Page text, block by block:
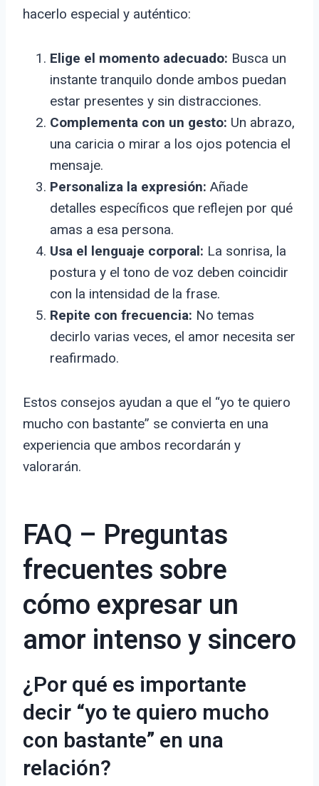
hacerlo especial y auténtico:
Elige el momento adecuado: Busca un
instante tranquilo donde ambos puedan
estar presentes y sin distracciones.
Complementa con un gesto: Un abrazo,
una caricia o mirar a los ojos potencia el
mensaje.
Personaliza la expresión: Añade
detalles específicos que reflejen por qué
amas a esa persona.
Usa el lenguaje corporal: La sonrisa, la
postura y el tono de voz deben coincidir
con la intensidad de la frase.
Repite con frecuencia: No temas
decirlo varias veces, el amor necesita ser
reafirmado.
Estos consejos ayudan a que el “yo te quiero
mucho con bastante” se convierta en una
experiencia que ambos recordarán y
valorarán.
FAQ – Preguntas
frecuentes sobre
cómo expresar un
amor intenso y sincero
¿Por qué es importante
decir “yo te quiero mucho
con bastante” en una
relación?